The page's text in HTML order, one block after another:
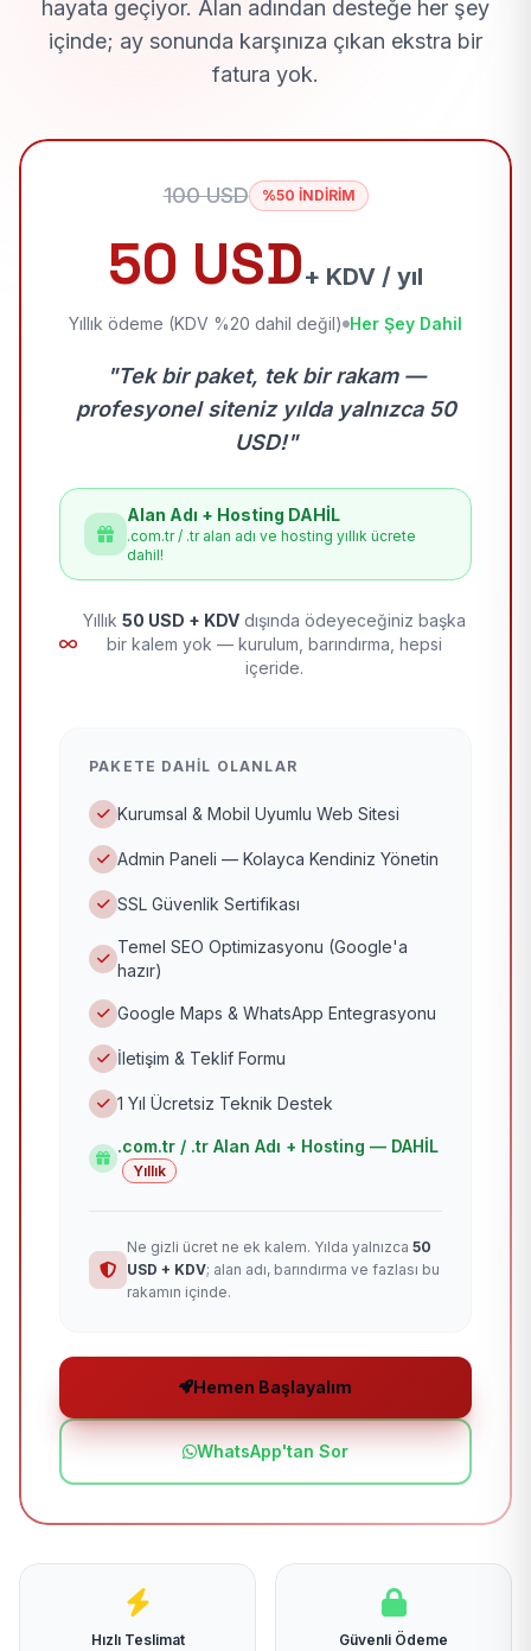
hayata geçiyor. Alan adından desteğe her şey
içinde; ay sonunda karşınıza çıkan ekstra bir
fatura yok.
100 USD %50 İNDİRİM
50 USD+ KDV / yıl
Yıllık ödeme (KDV %20 dahil değil) Her Şey Dahil
"Tek bir paket, tek bir rakam —
profesyonel siteniz yılda yalnızca 50
USD!"
Alan Adı + Hosting DAHİL
.com.tr / .tr alan adı ve hosting yıllık ücrete
dahil!
Yıllık 50 USD + KDV dışında ödeyeceğiniz başka
bir kalem yok — kurulum, barındırma, hepsi
içeride.
PAKETE DAHIL OLANLAR
Kurumsal & Mobil Uyumlu Web Sitesi
Admin Paneli — Kolayca Kendiniz Yönetin
SSL Güvenlik Sertifikası
Temel SEO Optimizasyonu (Google'a
hazır)
Google Maps & WhatsApp Entegrasyonu
İletişim & Teklif Formu
1 Yıl Ücretsiz Teknik Destek
.com.tr / .tr Alan Adı + Hosting — DAHİL
Yıllık
Ne gizli ücret ne ek kalem. Yılda yalnızca 50
USD + KDV; alan adı, barındırma ve fazlası bu
rakamın içinde.
Hemen Başlayalım
WhatsApp'tan Sor
Hızlı Teslimat
Güvenli Ödeme